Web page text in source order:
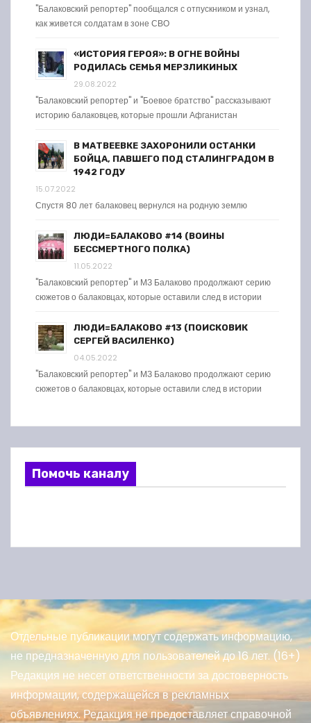
"Балаковский репортер" пообщался с отпускником и узнал,
как живется солдатам в зоне СВО
«ИСТОРИЯ ГЕРОЯ»: В ОГНЕ ВОЙНЫ
РОДИЛАСЬ СЕМЬЯ МЕРЗЛИКИНЫХ
29.08.2022
"Балаковский репортер" и "Боевое братство" рассказывают
историю балаковцев, которые прошли Афганистан
В МАТВЕЕВКЕ ЗАХОРОНИЛИ ОСТАНКИ
БОЙЦА, ПАВШЕГО ПОД СТАЛИНГРАДОМ В
1942 ГОДУ
15.07.2022
Спустя 80 лет балаковец вернулся на родную землю
ЛЮДИ=БАЛАКОВО #14 (ВОИНЫ
БЕССМЕРТНОГО ПОЛКА)
11.05.2022
"Балаковский репортер" и МЗ Балаково продолжают серию
сюжетов о балаковцах, которые оставили след в истории
ЛЮДИ=БАЛАКОВО #13 (ПОИСКОВИК
СЕРГЕЙ ВАСИЛЕНКО)
04.05.2022
"Балаковский репортер" и МЗ Балаково продолжают серию
сюжетов о балаковцах, которые оставили след в истории
Помочь каналу
Отдельные публикации могут содержать информацию,
не предназначенную для пользователей до 16 лет. (16+)
Редакция не несет ответственности за достоверность
информации, содержащейся в рекламных
объявлениях. Редакция не предоставляет справочной